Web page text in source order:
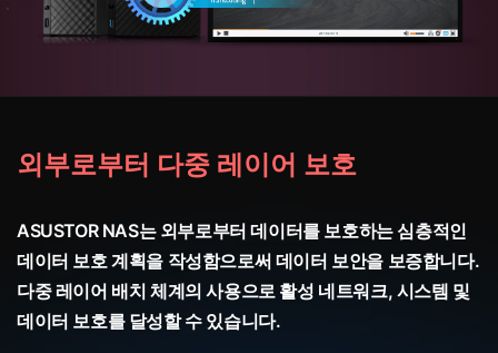
외부로부터 다중 레이어 보호
ASUSTOR NAS는 외부로부터 데이터를 보호하는 심층적인
데이터 보호 계획을 작성함으로써 데이터 보안을 보증합니다.
다중 레이어 배치 체계의 사용으로 활성 네트워크, 시스템 및
데이터 보호를 달성할 수 있습니다.